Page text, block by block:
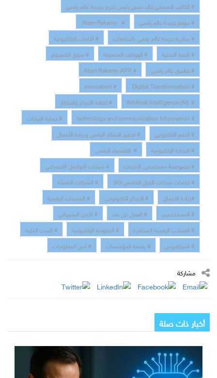
# الكاتب الصحفي خالد حسن رئيس تحرير جريدة عالم رقمي
# موقع جريدة عالم رقمي
# Alam Rakamy
# مبادرة جريدة عالم رقمي بالجامعات
# الالعاب الالكترونية
# البنية التحتية
# الهواتف المحمولة
# سوق الكمبيوتر
# تطبيق عالم رقمي
# Alam Rakamy APP
# Digital Transformation
# innovation
# Artificial Intelligence (AI)
# ثقافة الابداع والابتكار
# technology and communication Information
# حماية البيانات
# الدفع الالكتروني
# تحفيز الابتكار الرقمي وريادة الأعمال
# التجارة الإلكترونية
# الاقتصاد الرقمي
# خصوصية مستخدمى الانترنت
# شبكات التواصل الاجتماعي
# خدمات شبكات الجيل الخامس 5G
# الشركات الناشئة
#ريادة الاعمال
# الابداع التكنولوجي
# المنصات الرقمية
# المستخدمين
# العمل عن بعد
# الامن السبيراني
# العملات الرقمية المشفرة
# الحكومة الإلكترونية
# المدن الذكية
# الميتافيرس
# رقمنة المؤسسات # أمن المعلومات
مشاركة
أخبار ذات صلة